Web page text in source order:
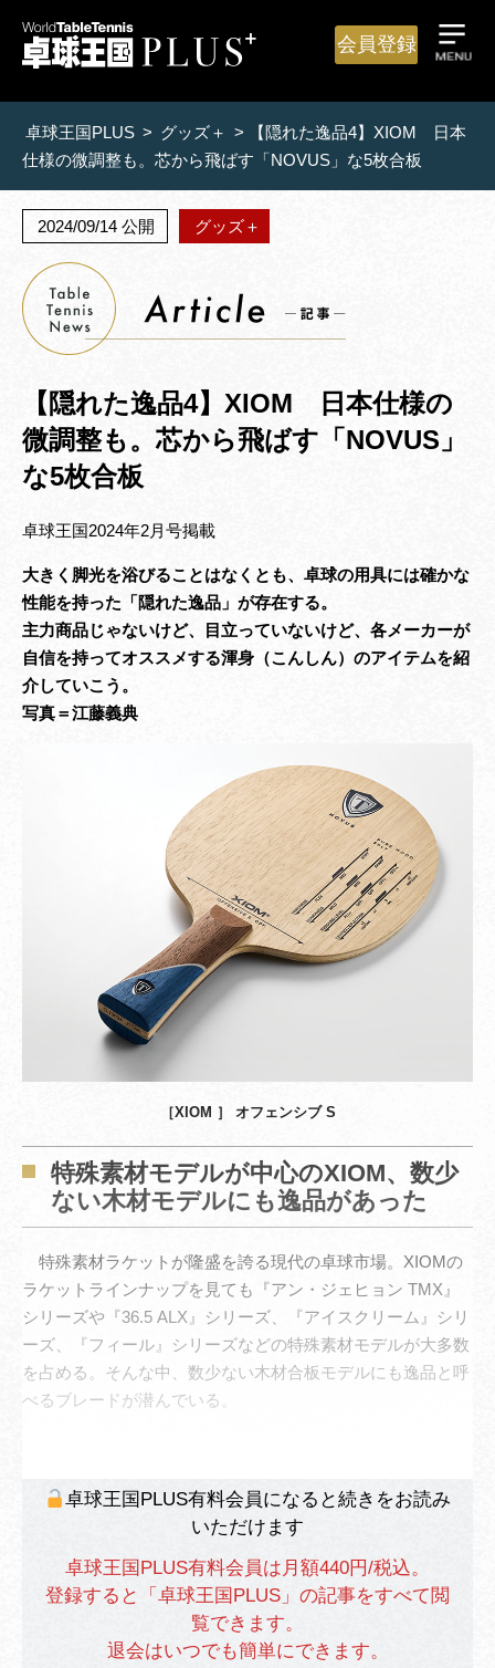
会員登録
卓球王国PLUS > グッズ＋ >
【隠れた逸品4】XIOM 日本
仕様の微調整も。芯から飛ばす「NOVUS」な5枚合板
2024/09/14 公開 グッズ＋
【隠れた逸品4】XIOM 日本仕様の
微調整も。芯から飛ばす「NOVUS」
な5枚合板
卓球王国2024年2月号掲載
大きく脚光を浴びることはなくとも、卓球の用具には確かな
性能を持った「隠れた逸品」が存在する。
主力商品じゃないけど、目立っていないけど、各メーカーが
自信を持ってオススメする渾身（こんしん）のアイテムを紹
介していこう。
写真＝江藤義典
［XIOM ］ オフェンシブ S
特殊素材モデルが中心のXIOM、数少
ない木材モデルにも逸品があった
特殊素材ラケットが隆盛を誇る現代の卓球市場。XIOMの
ラケットラインナップを見ても『アン・ジェヒョン TMX』
シリーズや『36.5 ALX』シリーズ、『アイスクリーム』シリ
ーズ、『フィール』シリーズなどの特殊素材モデルが大多数
を占める。そんな中、数少ない木材合板モデルにも逸品と呼
べるブレードが潜んでいる。
卓球王国PLUS有料会員になると続きをお読み
いただけます
卓球王国PLUS有料会員は月額440円/税込。
登録すると「卓球王国PLUS」の記事をすべて閲
覧できます。
退会はいつでも簡単にできます。